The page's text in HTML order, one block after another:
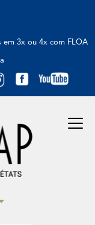
em 3x ou 4x com FLOA